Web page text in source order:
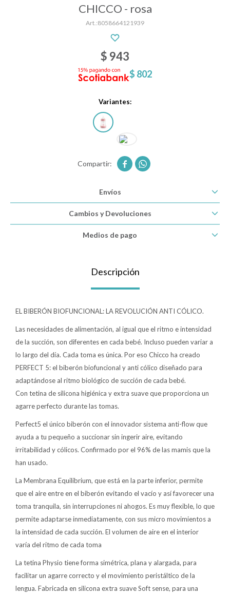
CHICCO - rosa
8058664121939
$ 943
$ 802
Variantes:
 
Envíos
Cambios y Devoluciones
Medios de pago
Descripción
EL BIBERÓN BIOFUNCIONAL: LA REVOLUCIÓN ANTI CÓLICO.
Las necesidades de alimentación, al igual que el ritmo e intensidad
de la succión, son diferentes en cada bebé. Incluso pueden variar a
lo largo del día. Cada toma es única. Por eso Chicco ha creado
PERFECT 5: el biberón biofuncional y anti cólico diseñado para
adaptándose al ritmo biológico de succión de cada bebé.
Con tetina de silicona higiénica y extra suave que proporciona un
agarre perfecto durante las tomas.
Perfect5 el único biberón con el innovador sistema anti-flow que
ayuda a tu pequeño a succionar sin ingerir aire, evitando
irritabilidad y cólicos. Confirmado por el 96% de las mamis que la
han usado.
La Membrana Equilibrium, que está en la parte inferior, permite
que el aire entre en el biberón evitando el vacío y así favorecer una
toma tranquila, sin interrupciones ni ahogos. Es muy flexible, lo que
permite adaptarse inmediatamente, con sus micro movimientos a
la intensidad de cada succión. El volumen de aire en el interior
varía del ritmo de cada toma
La tetina Physio tiene forma simétrica, plana y alargada, para
facilitar un agarre correcto y el movimiento peristáltico de la
lengua. Fabricada en silicona extra suave Soft sense, para una
Paseo y seguridad
Estimulación primera infancia
Bolsos y mochilas maternales
Sale
Local MVD Kids